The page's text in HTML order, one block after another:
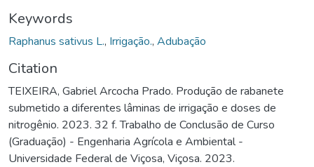
Keywords
Raphanus sativus L., Irrigação., Adubação
Citation
TEIXEIRA, Gabriel Arcocha Prado. Produção de rabanete
submetido a diferentes lâminas de irrigação e doses de
nitrogênio. 2023. 32 f. Trabalho de Conclusão de Curso
(Graduação) - Engenharia Agrícola e Ambiental -
Universidade Federal de Viçosa, Viçosa. 2023.